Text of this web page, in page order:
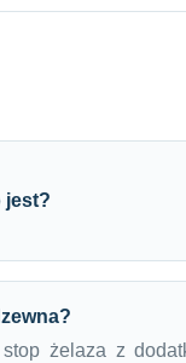
jest?
żelaza z